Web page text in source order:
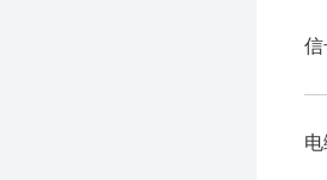
信